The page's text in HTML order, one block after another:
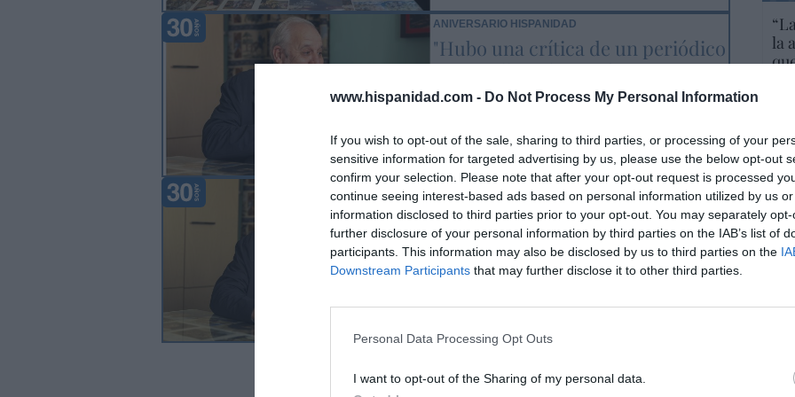
www.hispanidad.com - Do Not Process My Personal Information
If you wish to opt-out of the sale, sharing to third parties, or processing of your
sensitive information for targeted advertising by us, please use the below opt-out
confirm your selection. Please note that after your opt-out request is processed
continue seeing interest-based ads based on personal information utilized by us
information disclosed to third parties prior to your opt-out. You may separately
further disclosure of your personal information by third parties on the IAB’s list of
participants. This information may also be disclosed by us to third parties on the
Downstream Participants that may further disclose it to other third parties.
Personal Data Processing Opt Outs
I want to opt-out of the Sharing of my personal data.
"Hubo una crítica de un periódico
que me llamaba neofranquista, y
yo se lo agradecí, porque nos llevó
ANIVERSARIO HISPANIDAD
Hispanidad 24/04/2026 6:00
José Luis López-Linares: “Yo creo
que la gran hazaña de España en
el mundo es llevarle la fe”
cristiana
ANIVERSARIO HISPANIDAD
la
El
la
por